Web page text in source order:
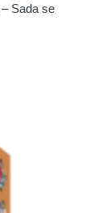
Sada se